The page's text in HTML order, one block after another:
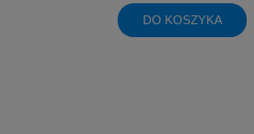
DO KOSZYKA